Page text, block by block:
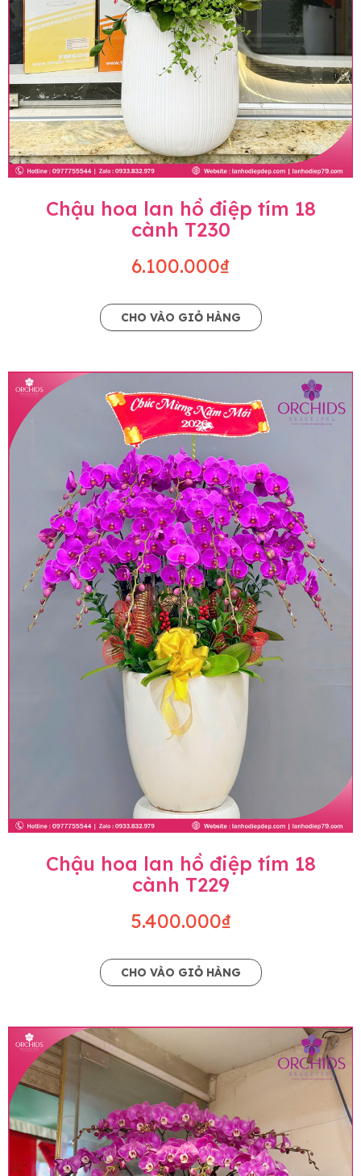
Chậu hoa lan hồ điệp tím 18
cành T230
6.100.000₫
CHO VÀO GIỎ HÀNG
Chậu hoa lan hồ điệp tím 18
cành T229
5.400.000₫
CHO VÀO GIỎ HÀNG